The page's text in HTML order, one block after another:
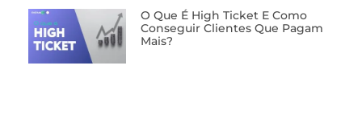
O Que É High Ticket E Como
Conseguir Clientes Que Pagam
Mais?